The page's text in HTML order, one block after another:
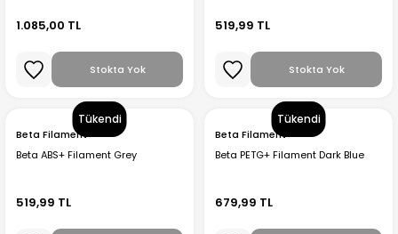
1.085,00 TL
Stokta Yok
519,99 TL
Stokta Yok
Tükendi
Beta Filament
Beta ABS+ Filament Grey
519,99 TL
Tükendi
Beta Filament
Beta PETG+ Filament Dark Blue
679,99 TL